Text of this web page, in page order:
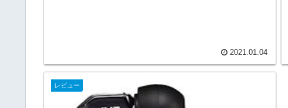
2021.01.04
レビュー